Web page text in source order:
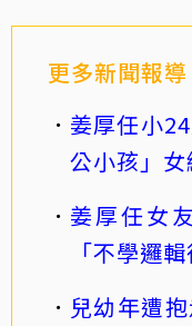
更多新聞報導
姜厚任小
公小孩」
姜厚任女
「不學邏
兒幼年遭